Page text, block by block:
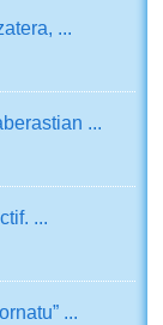
...
...
...
...